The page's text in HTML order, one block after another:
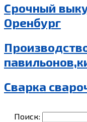
Срочный
Оренбург
Сварка
Поиск: